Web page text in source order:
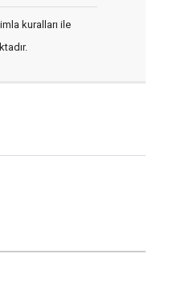
kuralları ile